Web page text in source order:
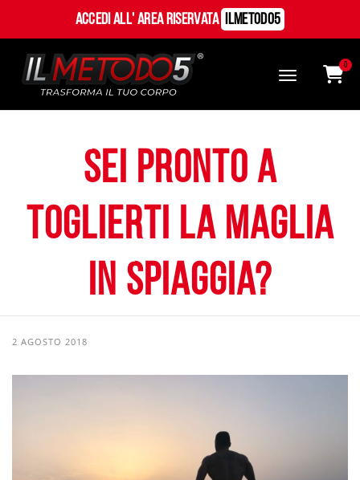
Accedi all' Area Riservata ILMetodo5
0
Sei pronto a
toglierti la maglia
in spiaggia?
2 AGOSTO 2018